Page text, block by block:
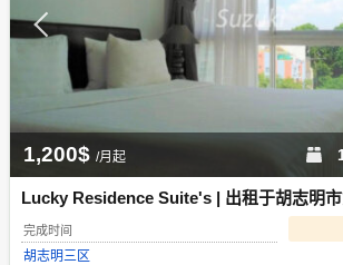
Lucky Residence Suite's | 出租于胡志明
Dinh Chiu 街
完成时间
胡志明三区
1,200$ /月起